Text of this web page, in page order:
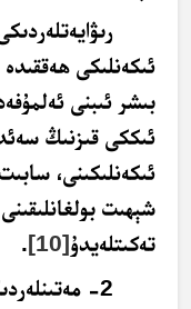
ئىكەنلىكى
بىشر ئىبنى
ئىككى قىزنىڭ
ئىكەنلىكىنى،
شېھىت
تەكىتلەيدۇ[10]
.
2-